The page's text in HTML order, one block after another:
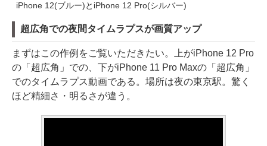
iPhone 12(ブルー)とiPhone 12 Pro(シルバー)
超広角での夜間タイムラプスが画質アップ
まずはこの作例をご覧いただきたい。上がiPhone 12 Pro
の「超広角」での、下がiPhone 11 Pro Maxの「超広角」
でのタイムラプス動画である。場所は夜の東京駅。驚く
ほど精細さ・明るさが違う。